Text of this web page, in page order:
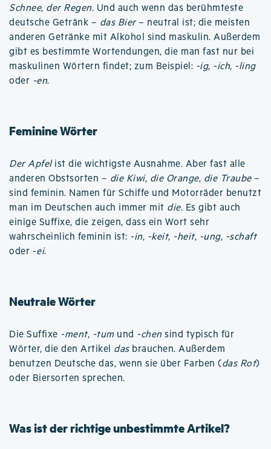
Schnee, der Regen. Und auch wenn das berühmteste
deutsche Getränk – das Bier– neutral ist; die meisten
anderen Getränke mit Alkohol sind maskulin. Außerdem
gibt es bestimmte Wortendungen, die man fast nur bei
maskulinen Wörtern findet; zum Beispiel: -ig, -ich, -ling
oder -en.
Feminine Wörter
Der Apfelist die wichtigste Ausnahme. Aber fast alle
anderen Obstsorten – die Kiwi, die Orange, die Traube–
sind feminin. Namen für Schiffe und Motorräder benutzt
man im Deutschen auch immer mit die. Es gibt auch
einige Suffixe, die zeigen, dass ein Wort sehr
wahrscheinlich feminin ist: -in, -keit, -heit, -ung, -schaft
oder -ei.
Neutrale Wörter
Die Suffixe -ment, -tumund -chen sind typisch für
Wörter, die den Artikel dasbrauchen. Außerdem
benutzen Deutsche das, wenn sie über Farben (das Rot)
oder Biersorten sprechen.
Was ist der richtige unbestimmte Artikel?